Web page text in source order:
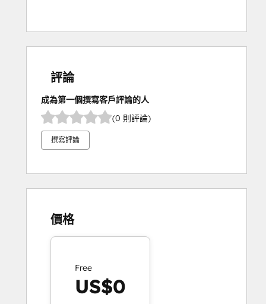
評論
成為第一個撰寫客戶評論的人
(0 則評論)
撰寫評論
價格
Free
US$0